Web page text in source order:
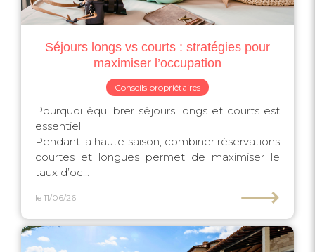
Séjours longs vs courts : stratégies pour
maximiser l’occupation
Conseils propriétaires
Pourquoi équilibrer séjours longs et courts est
essentiel
Pendant la haute saison, combiner réservations
courtes et longues permet de maximiser le
taux d’oc...
le 11/06/26 ⟶